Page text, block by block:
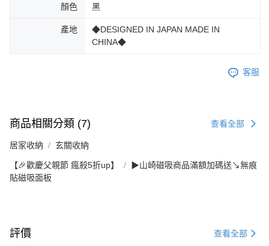
顏色 黑
產地
◆DESIGNED IN JAPAN MADE IN
CHINA◆
客服
商品相關分類 (7) 查看全部
居家收納 玄關收納
【🎉歡慶父親節 瘋殺5折up】
▶山崎磁吸商品滿額加碼送↘無痕
貼磁吸面板
評價 查看全部